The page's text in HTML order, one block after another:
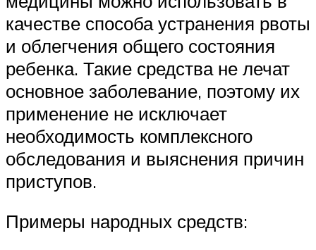
качестве способа устранения рвоты
и облегчения общего состояния
ребенка. Такие средства не лечат
основное заболевание, поэтому их
применение не исключает
необходимость комплексного
обследования и выяснения причин
приступов.
Примеры народных средств: